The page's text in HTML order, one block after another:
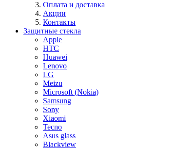
Оплата и доставка
Акции
Контакты
Защитные стекла
Apple
HTC
Huawei
Lenovo
LG
Meizu
Microsoft (Nokia)
Samsung
Sony
Xiaomi
Tecno
Asus glass
Blackview